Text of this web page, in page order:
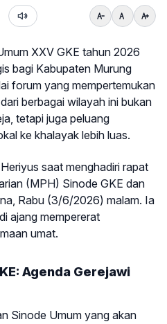
XXV GKE tahun 2026
bagi Kabupaten Murung
forum yang mempertemukan
berbagai wilayah ini bukan
tetapi juga peluang
ke khalayak lebih luas.
saat menghadiri rapat
(MPH) Sinode GKE dan
Rabu (3/6/2026) malam. Ia
ajang mempererat
umat.
Agenda Gerejawi
Sinode Umum yang akan